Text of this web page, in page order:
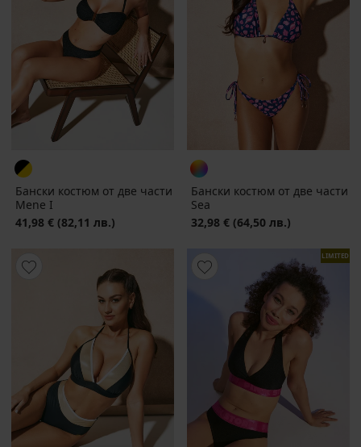
Бански костюм от две части
Mene I
41,98 € (82,11 лв.)
Бански костюм от две части
Sea
32,98 € (64,50 лв.)
LIMITED